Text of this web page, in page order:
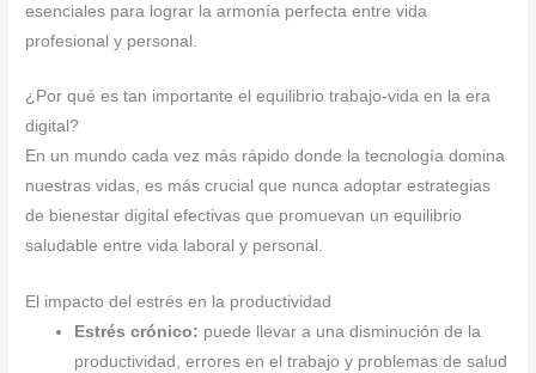
esenciales para lograr la armonía perfecta entre vida
profesional y personal.
¿Por qué es tan importante el equilibrio trabajo-vida en la era
digital?
En un mundo cada vez más rápido donde la tecnología domina
nuestras vidas, es más crucial que nunca adoptar estrategias
de bienestar digital efectivas que promuevan un equilibrio
saludable entre vida laboral y personal.
El impacto del estrés en la productividad
Estrés crónico: puede llevar a una disminución de la
productividad, errores en el trabajo y problemas de salud